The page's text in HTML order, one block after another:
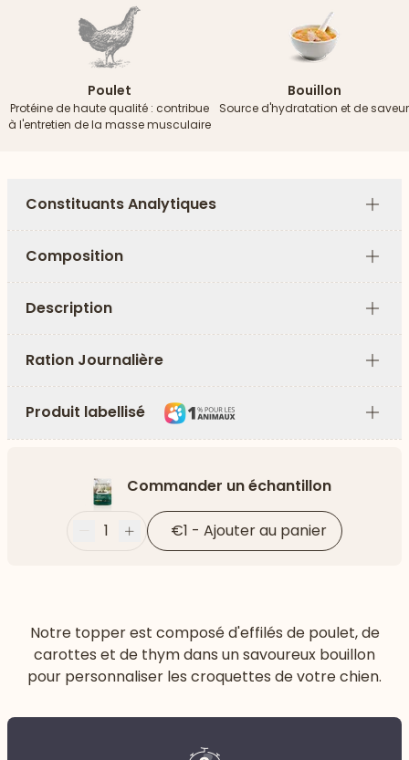
Poulet
Protéine de haute qualité : contribue
à l'entretien de la masse musculaire
Bouillon
Source d'hydratation et de saveur
Constituants Analytiques
Plus
Composition
Plus
Description
Plus
Ration Journalière
Plus
Produit labellisé
Commander un échantillon
Moins
1 Plus €1 - Ajouter au panier
Notre topper est composé d'effilés de poulet, de
carottes et de thym dans un savoureux bouillon
pour personnaliser les croquettes de votre chien.